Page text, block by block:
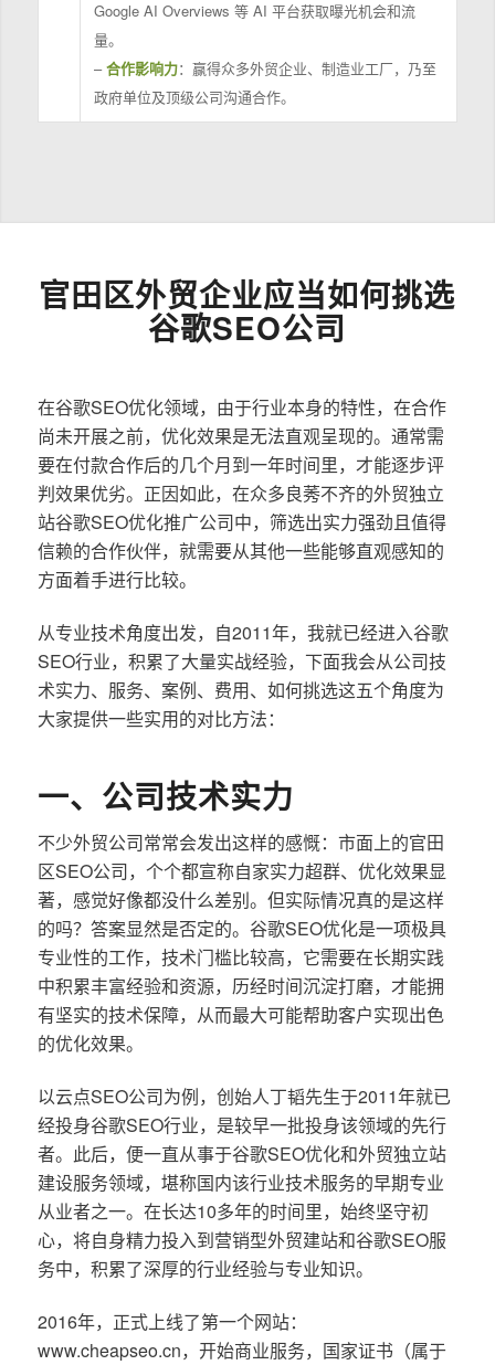
Google AI Overviews 等 AI 平台获取曝光机会和流
量。
–合作影响力：赢得众多外贸企业、制造业工厂，乃至
政府单位及顶级公司沟通合作。
官田区外贸企业应当如何挑选
谷歌SEO公司
在谷歌SEO优化领域，由于行业本身的特性，在合作
尚未开展之前，优化效果是无法直观呈现的。通常需
要在付款合作后的几个月到一年时间里，才能逐步评
判效果优劣。正因如此，在众多良莠不齐的外贸独立
站谷歌SEO优化推广公司中，筛选出实力强劲且值得
信赖的合作伙伴，就需要从其他一些能够直观感知的
方面着手进行比较。
从专业技术角度出发，自2011年，我就已经进入谷歌
SEO行业，积累了大量实战经验，下面我会从公司技
术实力、服务、案例、费用、如何挑选这五个角度为
大家提供一些实用的对比方法：
一、公司技术实力
不少外贸公司常常会发出这样的感慨：市面上的官田
区SEO公司，个个都宣称自家实力超群、优化效果显
著，感觉好像都没什么差别。但实际情况真的是这样
的吗？答案显然是否定的。谷歌SEO优化是一项极具
专业性的工作，技术门槛比较高，它需要在长期实践
中积累丰富经验和资源，历经时间沉淀打磨，才能拥
有坚实的技术保障，从而最大可能帮助客户实现出色
的优化效果。
以云点SEO公司为例，创始人丁韬先生于2011年就已
经投身谷歌SEO行业，是较早一批投身该领域的先行
者。此后，便一直从事于谷歌SEO优化和外贸独立站
建设服务领域，堪称国内该行业技术服务的早期专业
从业者之一。在长达10多年的时间里，始终坚守初
心，将自身精力投入到营销型外贸建站和谷歌SEO服
务中，积累了深厚的行业经验与专业知识。
2016年，正式上线了第一个网站：
www.cheapseo.cn，开始商业服务，国家证书（属于